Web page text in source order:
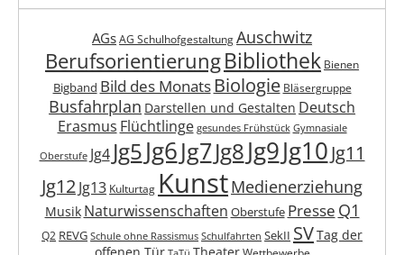
AGs AG Schulhofgestaltung Auschwitz
BerufsorientierungBibliothek Bienen
Bigband Bild des Monats Biologie Bläsergruppe
Busfahrplan Darstellen und Gestalten Deutsch
Erasmus Flüchtlinge gesundes Frühstück Gymnasiale
Oberstufe Jg4 Jg5Jg6Jg7Jg8Jg9Jg10Jg11
Jg12Jg13 Kulturtag KunstMedienerziehung
Musik Naturwissenschaften Oberstufe Presse Q1
Q2 REVG Schule ohne Rassismus Schulfahrten SekII SVTag der